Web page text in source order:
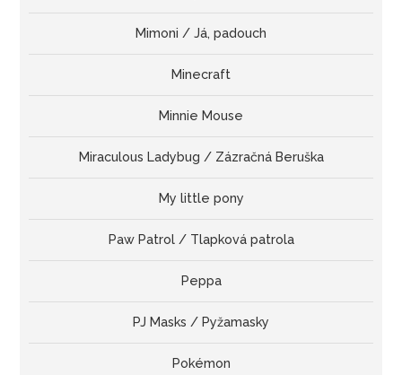
Mimoni / Já, padouch
Minecraft
Minnie Mouse
Miraculous Ladybug / Zázračná Beruška
My little pony
Paw Patrol / Tlapková patrola
Peppa
PJ Masks / Pyžamasky
Pokémon